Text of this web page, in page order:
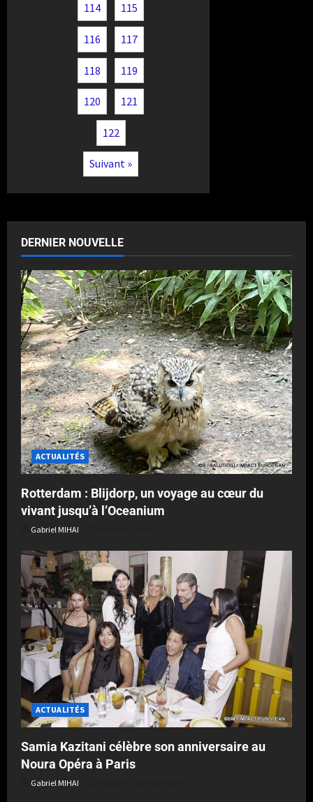
114 115
116 117
118 119
120 121
122
Suivant »
DERNIER NOUVELLE
ACTUALITÉS
Rotterdam : Blijdorp, un voyage au cœur du
vivant jusqu’à l’Oceanium
Gabriel MIHAI
ACTUALITÉS
Samia Kazitani célèbre son anniversaire au
Noura Opéra à Paris
Gabriel MIHAI